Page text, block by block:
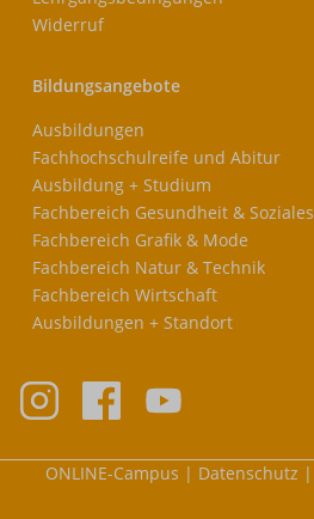
Widerruf
Bildungsangebote
Ausbildungen
Fachhochschulreife und Abitur
Ausbildung + Studium
Fachbereich Gesundheit & Soziales
Fachbereich Grafik & Mode
Fachbereich Natur & Technik
Fachbereich Wirtschaft
Ausbildungen + Standort
Meta-
ONLINE-Campus Datenschutz